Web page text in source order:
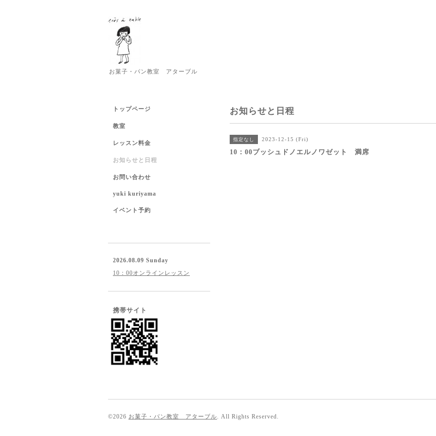
お菓子・パン教室 アターブル
お知らせと日程
指定なし 2023-12-15 (Fri)
10：00ブッシュドノエルノワゼット 満席
トップページ
教室
レッスン料金
お知らせと日程
お問い合わせ
yuki kuriyama
イベント予約
2026.08.09 Sunday
10：00オンラインレッスン
携帯サイト
©2026 お菓子・パン教室 アターブル. All Rights Reserved.